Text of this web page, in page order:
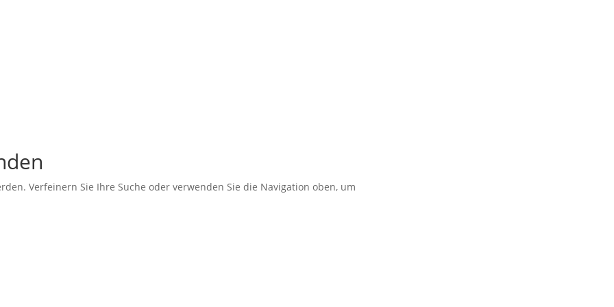
Verfeinern Sie Ihre Suche oder verwenden Sie die Navigation oben, um